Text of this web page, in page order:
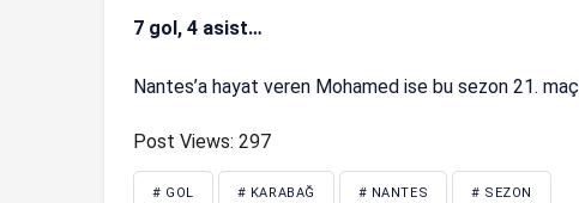
7 gol, 4 asist…
Nantes’a hayat veren Mohamed ise bu sezon 21.
Post Views: 297
# GOL # KARABAĞ # NANTES # SEZON